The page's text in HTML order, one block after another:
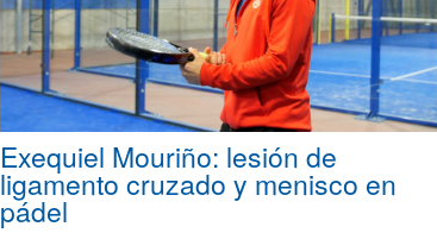
Exequiel Mouriño: lesión de
ligamento cruzado y menisco en
pádel